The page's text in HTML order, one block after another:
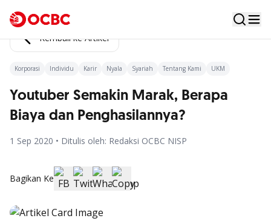
Kembali ke Artikel
Korporasi Individu Karir Nyala Syariah Tentang Kami UKM
Youtuber Semakin Marak, Berapa
Biaya dan Penghasilannya?
1 Sep 2020 • Ditulis oleh: Redaksi OCBC NISP
Bagikan Ke